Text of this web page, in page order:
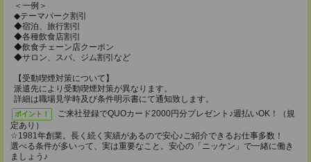
＜一例＞
◆テーマパーク割引
◆宿泊、旅行割引
◆各種飲食店割引
◆飲食チェーン店クーポン
◆サロン、スパ、ジム割引など
【受動喫煙対策について】
派遣先により受動喫煙対策が異なります。
詳細は職場見学時及び条件明示書にて通知致します。
ポイント！
ご来社登録でQUOカード2000円分プレゼント♪週払いOK！（規
定あり）
☆1981年創業。長く続く実績があるので安心♪ご紹介できるお仕事多数！
選べる条件が多いって、実は重要なこと。安心の「ニッケン」で一緒に働き
ましょう♪